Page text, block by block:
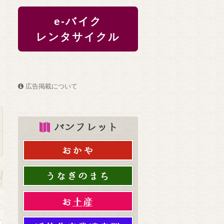
e-バイク
レンタサイクル
広告掲載について